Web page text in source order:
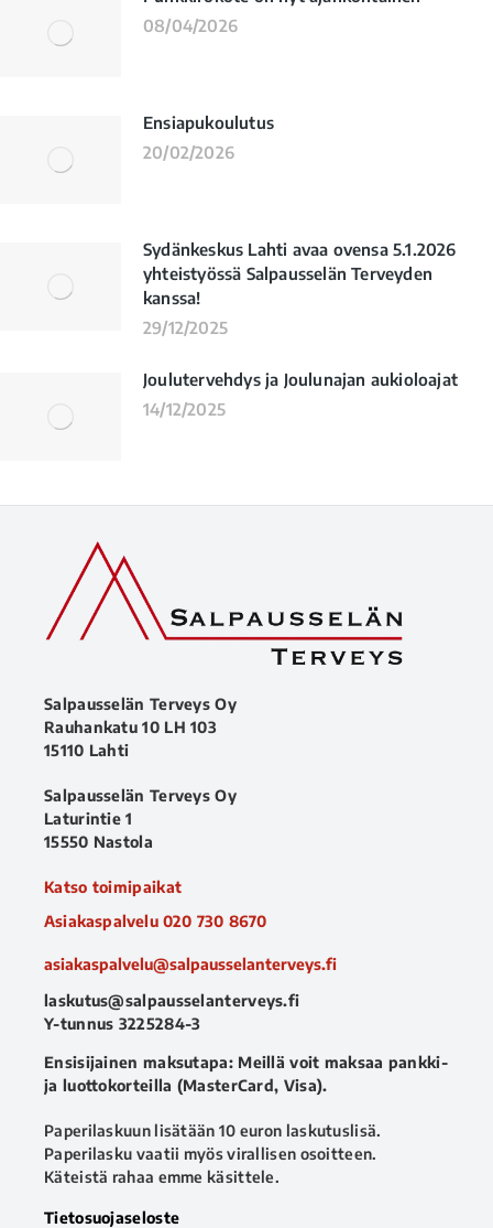
08/04/2026
Ensiapukoulutus
20/02/2026
Sydänkeskus Lahti avaa ovensa 5.1.2026
yhteistyössä Salpausselän Terveyden
kanssa!
29/12/2025
Joulutervehdys ja Joulunajan aukioloajat
14/12/2025
Salpausselän Terveys Oy
Rauhankatu 10 LH 103
15110 Lahti
Salpausselän Terveys Oy
Laturintie 1
15550 Nastola
Katso toimipaikat
Asiakaspalvelu 020 730 8670
asiakaspalvelu@salpausselanterveys.fi
laskutus@salpausselanterveys.fi
Y-tunnus 3225284-3
Ensisijainen maksutapa: Meillä voit maksaa pankki-
ja luottokorteilla (MasterCard, Visa).
Paperilaskuun lisätään 10 euron laskutuslisä.
Paperilasku vaatii myös virallisen osoitteen.
Käteistä rahaa emme käsittele.
Tietosuojaseloste